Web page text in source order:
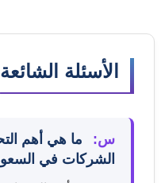
الأسئلة الشائعة
س:
ما هي أهم
الشركات في